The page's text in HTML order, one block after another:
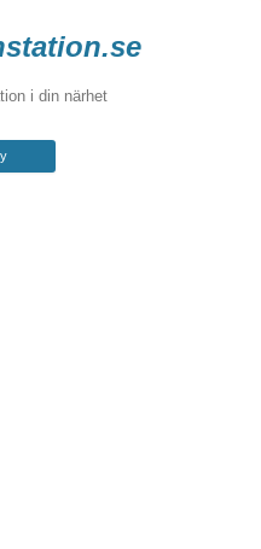
i din närhet
Hoppa
till